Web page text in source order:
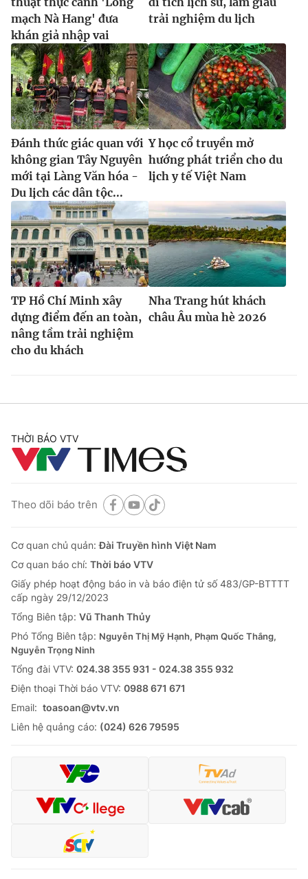
mạch Nà Hang' đưa
khán giả nhập vai
trải nghiệm du lịch
Đánh thức giác quan với
không gian Tây Nguyên
mới tại Làng Văn hóa -
Du lịch các dân tộc...
Y học cổ truyền mở
hướng phát triển cho du
lịch y tế Việt Nam
TP Hồ Chí Minh xây
dựng điểm đến an toàn,
nâng tầm trải nghiệm
cho du khách
Nha Trang hút khách
châu Âu mùa hè 2026
THỜI BÁO VTV
Theo dõi báo trên
Cơ quan chủ quản:Đài Truyền hình Việt Nam
Cơ quan báo chí: Thời báo VTV
Giấy phép hoạt động báo in và báo điện tử số 483/GP-BTTTT
cấp ngày 29/12/2023
Tổng Biên tập: Vũ Thanh Thủy
Phó Tổng Biên tập: Nguyễn Thị Mỹ Hạnh, Phạm Quốc Thắng,
Nguyễn Trọng Ninh
Tổng đài VTV: 024.38 355 931 - 024.38 355 932
Ðiện thoại Thời báo VTV: 0988 671 671
Email: toasoan@vtv.vn
Liên hệ quảng cáo: (024) 626 79595